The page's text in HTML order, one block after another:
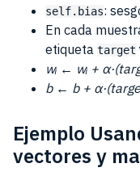
self.bias:
En cada
etiqueta target
wᵢ ← wᵢ +
b ← b +
Ejemplo
vectores y